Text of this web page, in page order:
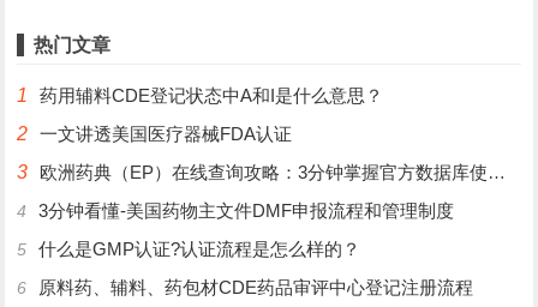
热门文章
1
药用辅料CDE登记状态中A和I是什么意思？
2
一文讲透美国医疗器械FDA认证
3
欧洲药典（EP）在线查询攻略：3分钟掌握官方数据库使用技巧
4 3分钟看懂-美国药物主文件DMF申报流程和管理制度
5 什么是GMP认证?认证流程是怎么样的？
6 原料药、辅料、药包材CDE药品审评中心登记注册流程